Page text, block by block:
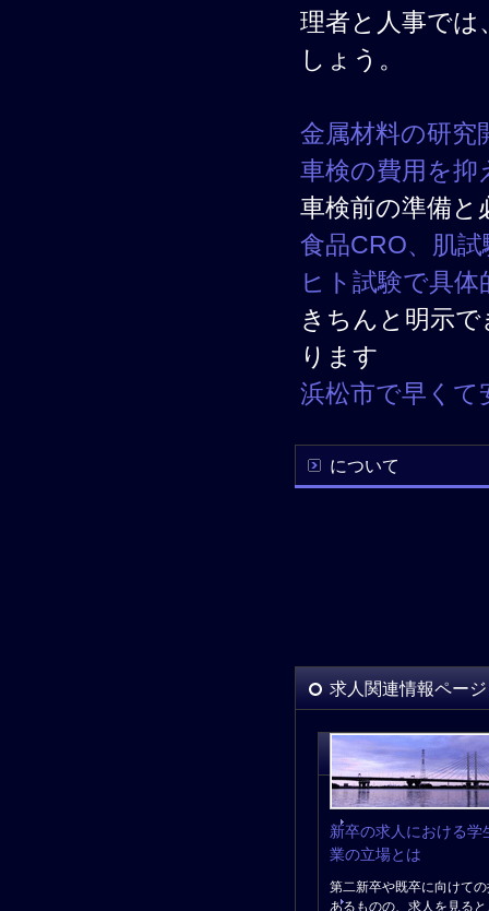
理者と人事で
しょう。
金属材料の研
車検の費用を
車検前の準備と
食品CRO、肌
ヒト試験で具
きちんと明示
ります
浜松市で早くて
について
求人関連情報ページ
新卒の求人における学
業の立場とは
第二新卒や既卒に向けて
あるものの、求人を見る